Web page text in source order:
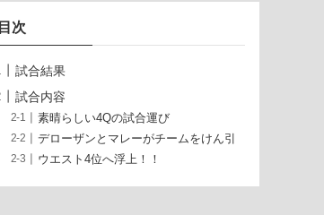
目次
試合結果
試合内容
素晴らしい4Qの試合運び
デローザンとマレーがチームをけん引
ウエスト4位へ浮上！！